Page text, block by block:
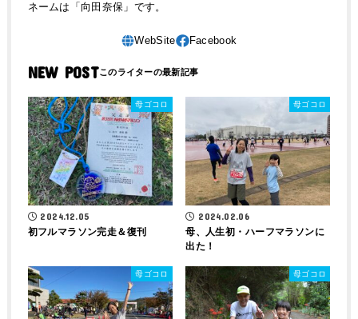
ネームは「向田奈保」です。
NEW POST
母ゴコロ
2024.12.05
初フルマラソン完走＆復刊
母ゴコロ
2024.02.06
母、人生初・ハーフマラソンに
出た！
母ゴコロ 母ゴコロ